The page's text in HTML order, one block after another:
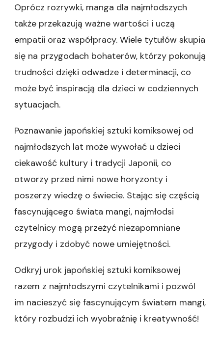
Oprócz rozrywki, manga dla najmłodszych
także przekazują ważne wartości i uczą
empatii oraz współpracy. Wiele tytułów skupia
się na przygodach bohaterów, którzy pokonują
trudności dzięki odwadze i determinacji, co
może być inspiracją dla dzieci w codziennych
sytuacjach.
Poznawanie japońskiej sztuki komiksowej od
najmłodszych lat może wywołać u dzieci
ciekawość kultury i tradycji Japonii, co
otworzy przed nimi nowe horyzonty i
poszerzy wiedzę o świecie. Stając się częścią
fascynującego świata mangi, najmłodsi
czytelnicy mogą przeżyć niezapomniane
przygody i zdobyć nowe umiejętności.
Odkryj urok japońskiej sztuki komiksowej
razem z najmłodszymi czytelnikami i pozwól
im nacieszyć się fascynującym światem mangi,
który rozbudzi ich wyobraźnię i kreatywność!